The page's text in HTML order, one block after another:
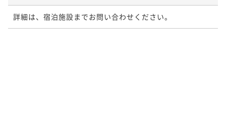
詳細は、宿泊施設までお問い合わせください。